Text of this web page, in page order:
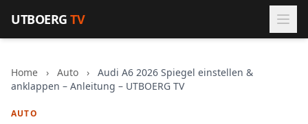
UTBOERGTV
Home › Auto ›
Audi A6 2026 Spiegel einstellen &
anklappen – Anleitung – UTBOERG TV
AUTO